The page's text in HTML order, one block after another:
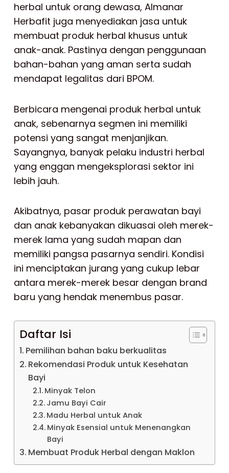
herbal untuk orang dewasa, Almanar
Herbafit juga menyediakan jasa untuk
membuat produk herbal khusus untuk
anak-anak. Pastinya dengan penggunaan
bahan-bahan yang aman serta sudah
mendapat legalitas dari BPOM.
Berbicara mengenai produk herbal untuk
anak, sebenarnya segmen ini memiliki
potensi yang sangat menjanjikan.
Sayangnya, banyak pelaku industri herbal
yang enggan mengeksplorasi sektor ini
lebih jauh.
Akibatnya, pasar produk perawatan bayi
dan anak kebanyakan dikuasai oleh merek-
merek lama yang sudah mapan dan
memiliki pangsa pasarnya sendiri. Kondisi
ini menciptakan jurang yang cukup lebar
antara merek-merek besar dengan brand
baru yang hendak menembus pasar.
Daftar Isi
Pemilihan bahan baku berkualitas
Rekomendasi Produk untuk Kesehatan
Bayi
Minyak Telon
Jamu Bayi Cair
Madu Herbal untuk Anak
Minyak Esensial untuk Menenangkan
Bayi
Membuat Produk Herbal dengan Maklon